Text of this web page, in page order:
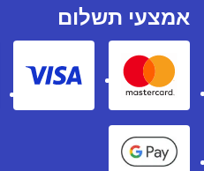
אמצעי תשלום
Mastercard
Visa
Google Pay